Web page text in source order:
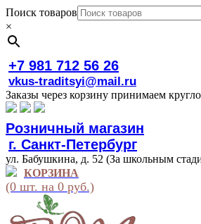
Поиск товаров
×
+7 981 712 56 26
vkus-traditsyi@mail.ru
Заказы через корзину принимаем
Розничный магазин
г. Санкт-Петербург
ул. Бабушкина, д. 52 (За школьным
КОРЗИНА
(0 шт. на 0 руб.)